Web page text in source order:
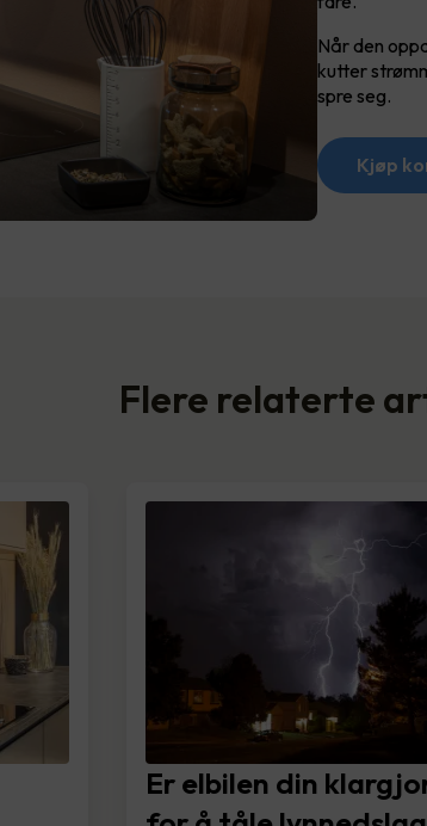
Når den
kutter
spre seg.
Kjøp
Flere relaterte
Er elbilen din